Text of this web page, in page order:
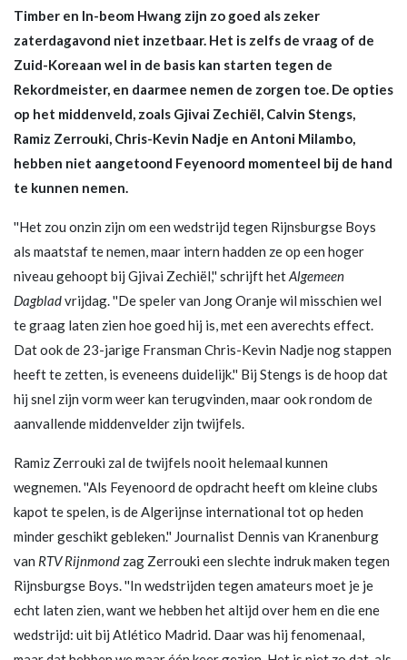
Timber en In-beom Hwang zijn zo goed als zeker
zaterdagavond niet inzetbaar. Het is zelfs de vraag of de
Zuid-Koreaan wel in de basis kan starten tegen de
Rekordmeister, en daarmee nemen de zorgen toe. De opties
op het middenveld, zoals Gjivai Zechiël, Calvin Stengs,
Ramiz Zerrouki, Chris-Kevin Nadje en Antoni Milambo,
hebben niet aangetoond Feyenoord momenteel bij de hand
te kunnen nemen.
''Het zou onzin zijn om een wedstrijd tegen Rijnsburgse Boys
als maatstaf te nemen, maar intern hadden ze op een hoger
niveau gehoopt bij Gjivai Zechiël,'' schrijft hetAlgemeen
Dagbladvrijdag. ''De speler van Jong Oranje wil misschien wel
te graag laten zien hoe goed hij is, met een averechts effect.
Dat ook de 23-jarige Fransman Chris-Kevin Nadje nog stappen
heeft te zetten, is eveneens duidelijk.'' Bij Stengs is de hoop dat
hij snel zijn vorm weer kan terugvinden, maar ook rondom de
aanvallende middenvelder zijn twijfels.
Ramiz Zerrouki zal de twijfels nooit helemaal kunnen
wegnemen. ''Als Feyenoord de opdracht heeft om kleine clubs
kapot te spelen, is de Algerijnse international tot op heden
minder geschikt gebleken.'' Journalist Dennis van Kranenburg
van RTV Rijnmond zag Zerrouki een slechte indruk maken tegen
Rijnsburgse Boys. ''In wedstrijden tegen amateurs moet je je
echt laten zien, want we hebben het altijd over hem en die ene
wedstrijd: uit bij Atlético Madrid. Daar was hij fenomenaal,